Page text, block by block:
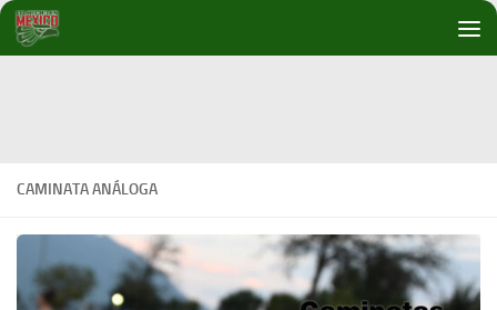
Debajo del contenido
CAMINATA ANÁLOGA